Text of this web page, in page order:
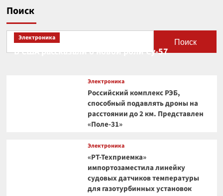
Поиск
Поиск
Электроника
В США рассказали о новой роли Су-57
Электроника
Российский комплекс РЭБ,
способный подавлять дроны на
расстоянии до 2 км. Представлен
«Поле-31»
Электроника
«РТ-Техприемка»
импортозаместила линейку
судовых датчиков температуры
для газотурбинных установок